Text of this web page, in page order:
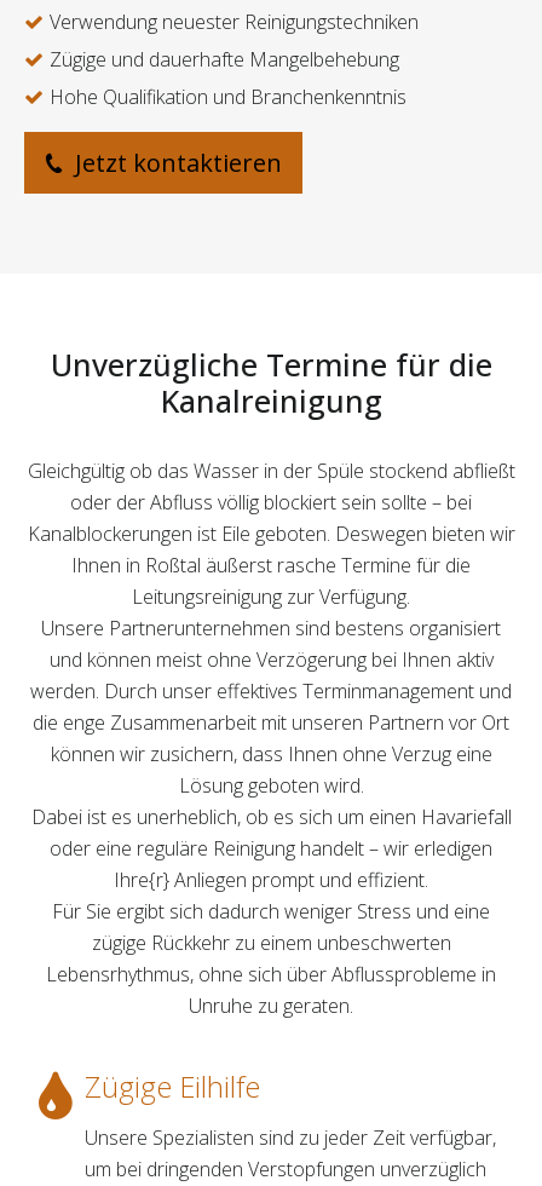
Verwendung neuester Reinigungstechniken
Zügige und dauerhafte Mangelbehebung
Hohe Qualifikation und Branchenkenntnis
Jetzt kontaktieren
Unverzügliche Termine für die
Kanalreinigung
Gleichgültig ob das Wasser in der Spüle stockend abfließt
oder der Abfluss völlig blockiert sein sollte – bei
Kanalblockerungen ist Eile geboten. Deswegen bieten wir
Ihnen in Roßtal äußerst rasche Termine für die
Leitungsreinigung zur Verfügung.
Unsere Partnerunternehmen sind bestens organisiert
und können meist ohne Verzögerung bei Ihnen aktiv
werden. Durch unser effektives Terminmanagement und
die enge Zusammenarbeit mit unseren Partnern vor Ort
können wir zusichern, dass Ihnen ohne Verzug eine
Lösung geboten wird.
Dabei ist es unerheblich, ob es sich um einen Havariefall
oder eine reguläre Reinigung handelt – wir erledigen
Ihre{r} Anliegen prompt und effizient.
Für Sie ergibt sich dadurch weniger Stress und eine
zügige Rückkehr zu einem unbeschwerten
Lebensrhythmus, ohne sich über Abflussprobleme in
Unruhe zu geraten.
Zügige Eilhilfe
Unsere Spezialisten sind zu jeder Zeit verfügbar,
um bei dringenden Verstopfungen unverzüglich